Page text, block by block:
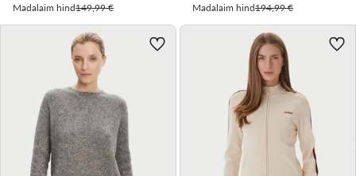
Madalaim hind149,99 €
Madalaim hind194,99 €